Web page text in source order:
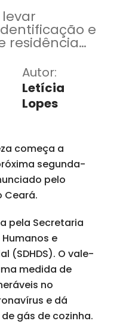
e
residência
Autor:
Letícia
Lopes
começa a
segunda-
pelo
Ceará.
pela Secretaria
e
(SDHDS). O vale-
medida de
no
e dá
gás de cozinha.